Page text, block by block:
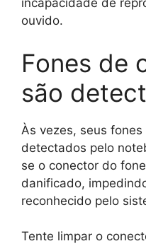
incapacidade de
ouvido.
Fones de
são
Às vezes, seus
detectados pelo
se o conector do
danificado,
reconhecido pelo
Tente limpar o